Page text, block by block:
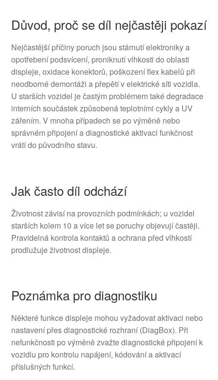
Důvod, proč se díl nejčastěji pokazí
Nejčastější příčiny poruch jsou stárnutí elektroniky a
opotřebení podsvícení, proniknutí vlhkosti do oblasti
displeje, oxidace konektorů, poškození flex kabelů při
neodborné demontáži a přepětí v elektrické síti vozidla.
U starších vozidel je častým problémem také degradace
interních součástek způsobená teplotními cykly a UV
zářením. V mnoha případech se po výměně nebo
správném připojení a diagnostické aktivaci funkčnost
vrátí do původního stavu.
Jak často díl odchází
Životnost závisí na provozních podmínkách; u vozidel
starších kolem 10 a více let se poruchy objevují častěji.
Pravidelná kontrola kontaktů a ochrana před vlhkostí
prodlužuje životnost displeje.
Poznámka pro diagnostiku
Některé funkce displeje mohou vyžadovat aktivaci nebo
nastavení přes diagnostické rozhraní (DiagBox). Při
nefunkčnosti po výměně zvažte diagnostické připojení k
vozidlu pro kontrolu napájení, kódování a aktivací
příslušných funkcí.